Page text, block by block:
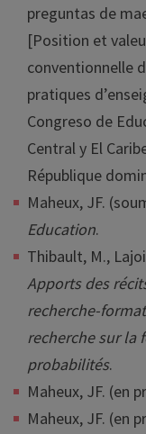
preguntas de
[Position et
conventionnelle
pratiques
Congreso de
Central y El
République
Maheux, JF.
Education.
Thibault, M.,
Apports des
recherche-
recherche sur la
probabilités.
Maheux, JF. (en
Maheux, JF. (en